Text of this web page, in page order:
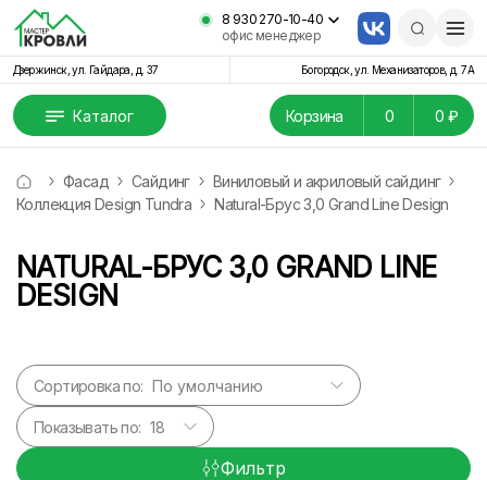
8 930 270-10-40
офис менеджер
Дзержинск, ул. Гайдара, д. 37 Богородск, ул. Механизаторов, д. 7А
Каталог Корзина 0 0 ₽
Фасад Сайдинг
Виниловый и акриловый сайдинг
Коллекция Design Tundra
Natural-Брус 3,0 Grand Line Design
NATURAL-БРУС 3,0 GRAND LINE
DESIGN
Сортировка по:
Показывать по:
Фильтр